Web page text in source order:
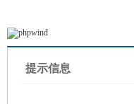
提示信息